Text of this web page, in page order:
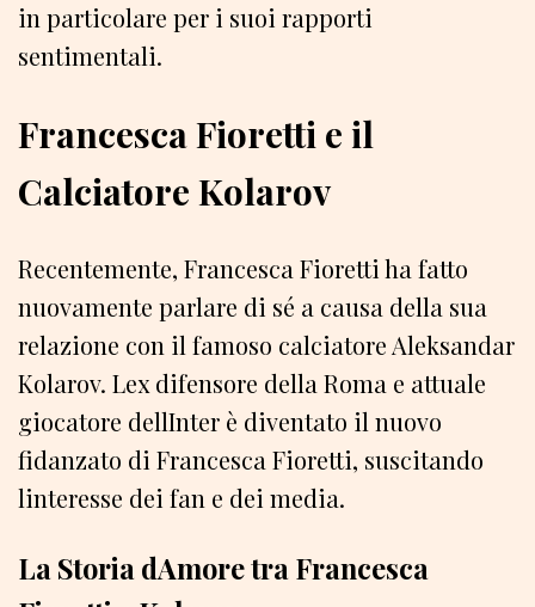
in particolare per i suoi rapporti
sentimentali.
Francesca Fioretti e il
Calciatore Kolarov
Recentemente, Francesca Fioretti ha fatto
nuovamente parlare di sé a causa della sua
relazione con il famoso calciatore Aleksandar
Kolarov. Lex difensore della Roma e attuale
giocatore dellInter è diventato il nuovo
fidanzato di Francesca Fioretti, suscitando
linteresse dei fan e dei media.
La Storia dAmore tra Francesca